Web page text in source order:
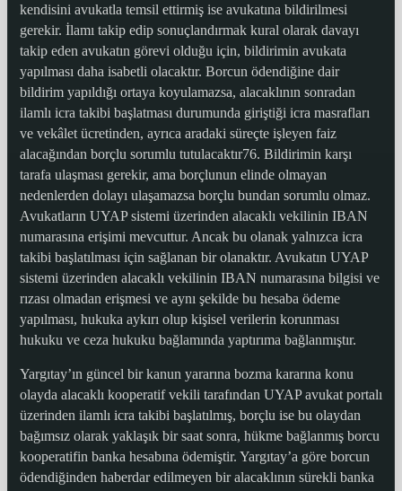
kendisini avukatla temsil ettirmiş ise avukatına bildirilmesi
gerekir. İlamı takip edip sonuçlandırmak kural olarak davayı
takip eden avukatın görevi olduğu için, bildirimin avukata
yapılması daha isabetli olacaktır. Borcun ödendiğine dair
bildirim yapıldığı ortaya koyulamazsa, alacaklının sonradan
ilamlı icra takibi başlatması durumunda giriştiği icra masrafları
ve vekâlet ücretinden, ayrıca aradaki süreçte işleyen faiz
alacağından borçlu sorumlu tutulacaktır76. Bildirimin karşı
tarafa ulaşması gerekir, ama borçlunun elinde olmayan
nedenlerden dolayı ulaşamazsa borçlu bundan sorumlu olmaz.
Avukatların UYAP sistemi üzerinden alacaklı vekilinin IBAN
numarasına erişimi mevcuttur. Ancak bu olanak yalnızca icra
takibi başlatılması için sağlanan bir olanaktır. Avukatın UYAP
sistemi üzerinden alacaklı vekilinin IBAN numarasına bilgisi ve
rızası olmadan erişmesi ve aynı şekilde bu hesaba ödeme
yapılması, hukuka aykırı olup kişisel verilerin korunması
hukuku ve ceza hukuku bağlamında yaptırıma bağlanmıştır.
Yargıtay’ın güncel bir kanun yararına bozma kararına konu
olayda alacaklı kooperatif vekili tarafından UYAP avukat portalı
üzerinden ilamlı icra takibi başlatılmış, borçlu ise bu olaydan
bağımsız olarak yaklaşık bir saat sonra, hükme bağlanmış borcu
kooperatifin banka hesabına ödemiştir. Yargıtay’a göre borcun
ödendiğinden haberdar edilmeyen bir alacaklının sürekli banka